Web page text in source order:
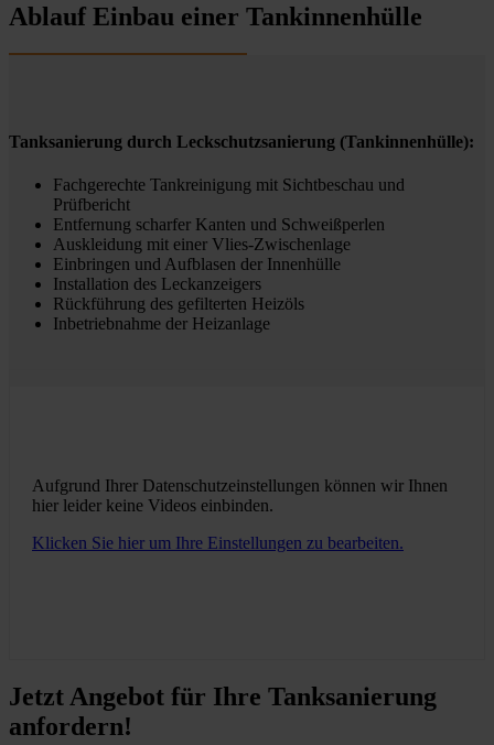
Ablauf Einbau einer Tankinnenhülle
Tanksanierung durch Leckschutzsanierung (Tankinnenhülle):
Fachgerechte Tankreinigung mit Sichtbeschau und
Prüfbericht
Entfernung scharfer Kanten und Schweißperlen
Auskleidung mit einer Vlies-Zwischenlage
Einbringen und Aufblasen der Innenhülle
Installation des Leckanzeigers
Rückführung des gefilterten Heizöls
Inbetriebnahme der Heizanlage
Aufgrund Ihrer Datenschutzeinstellungen können wir Ihnen
hier leider keine Videos einbinden.
Klicken Sie hier um Ihre Einstellungen zu bearbeiten.
Jetzt Angebot für Ihre Tanksanierung
anfordern!